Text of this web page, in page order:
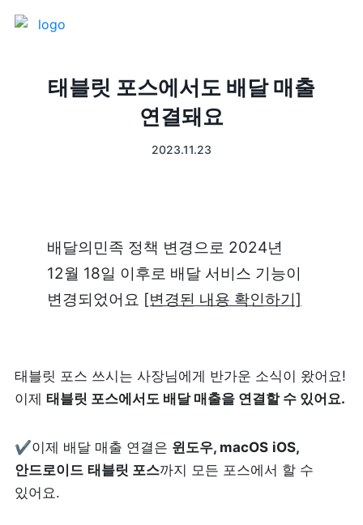
고객관리
매출 장부
키오스크
픽업주문
리뷰 모으기 NEW
업종별 기능
음식점
태블릿 포스에서도 배달 매출
연결돼요
2023.11.23
배달의민족 정책 변경으로 2024년
12월 18일 이후로 배달 서비스 기능이
변경되었어요 [변경된 내용 확인하기]
태블릿 포스 쓰시는 사장님에게 반가운 소식이 왔어요!
이제 태블릿 포스에서도 배달 매출을 연결할 수 있어요.
✔이제 배달 매출 연결은 윈도우, macOS iOS,
안드로이드 태블릿 포스까지 모든 포스에서 할 수
있어요.